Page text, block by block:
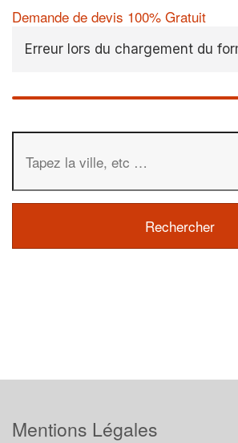
Demande de devis 100% Gratuit
Erreur lors du chargement du
Mentions Légales